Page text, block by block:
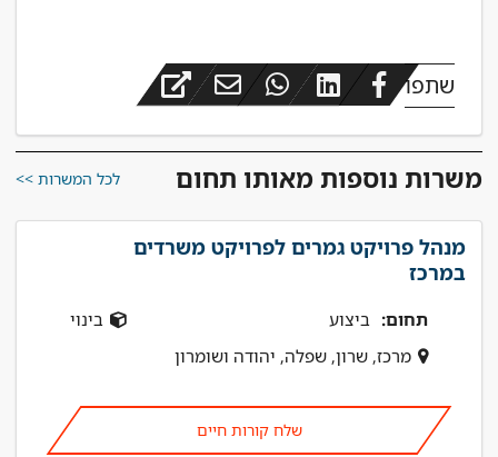
שתפו
משרות נוספות מאותו תחום לכל המשרות >>
מנהל פרויקט גמרים לפרויקט משרדים
במרכז
תחום: ביצוע
בינוי
מרכז, שרון, שפלה, יהודה ושומרון
שלח קורות חיים